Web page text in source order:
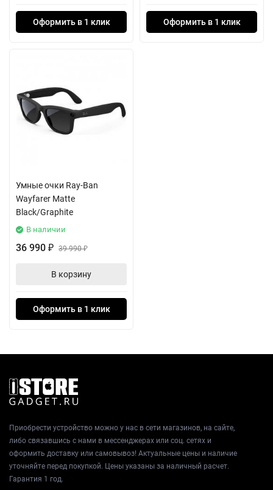
Оформить в 1 клик Оформить в 1 клик
Умные очки Ray-Ban
Wayfarer Matte
Black/Graphite
В наличии
36 990 ₽ 39 990₽
В корзину
Оформить в 1 клик
Приобрести устройство можно у нас в сети магазинов, на сайте,
либо связавшись с нами в мессенджерах или соц. сетях и
оформить доставку или самовывоз! Актуальные цены и наличие
уточняйте перед покупкой. Цены указаны за наличный расчет.
Гарантия 1 год.